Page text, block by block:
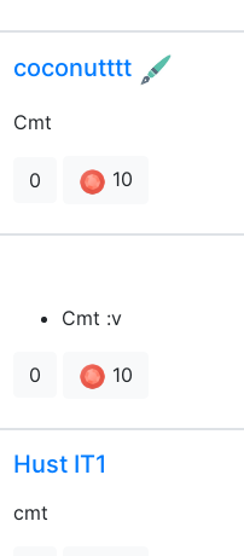
coconutttt
Cmt
0 10
Cmt :v
0 10
Hust IT1
cmt